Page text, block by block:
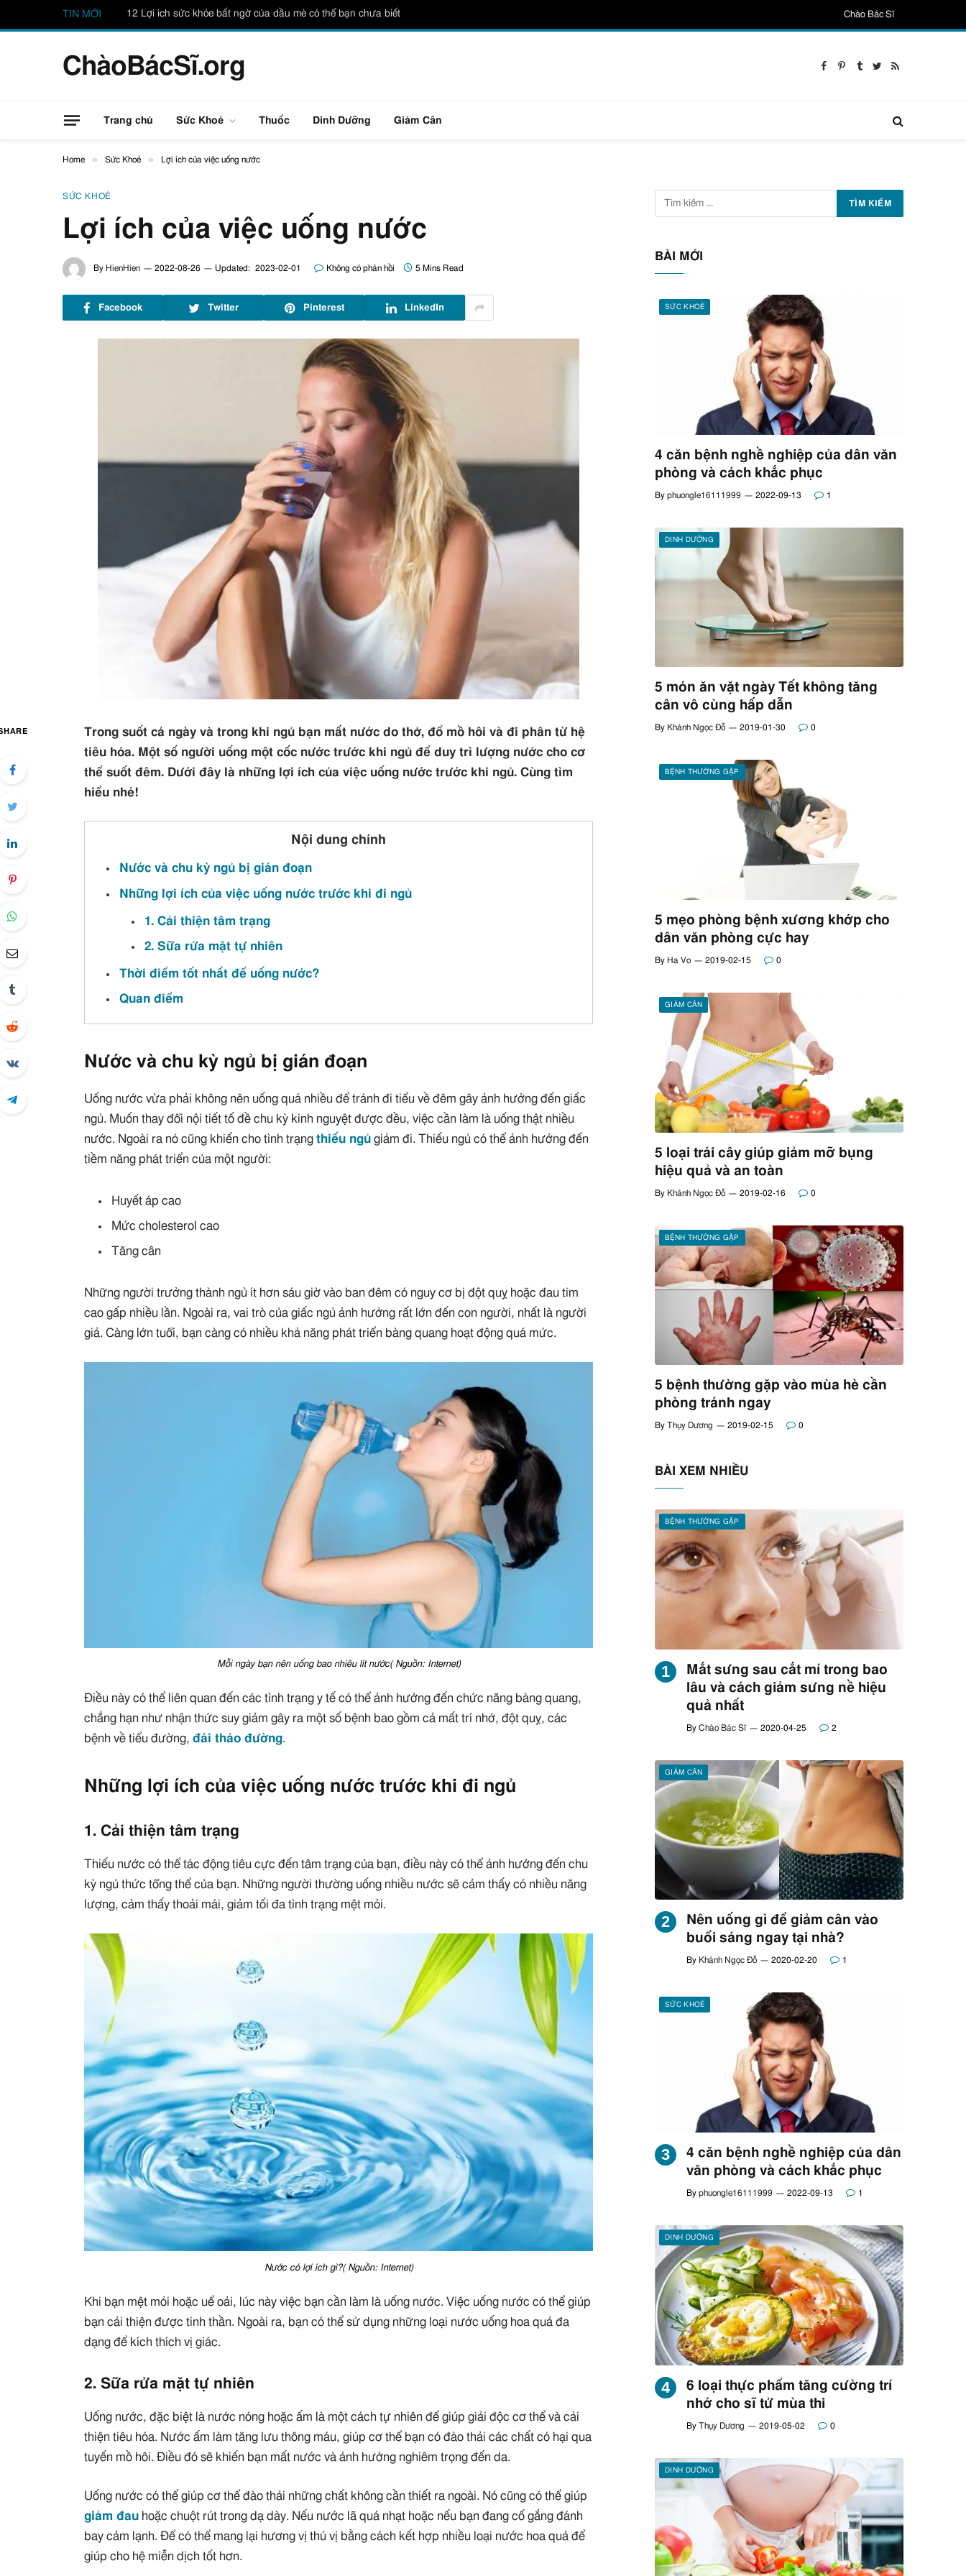
TIN MỚI 12 Lợi ích sức khỏe bất ngờ của dầu mè có thể bạn chưa biết Chào Bác Sĩ
ChàoBácSĩ.org Facebook
Pinterest
TumblrTwitterRSS
Trang chủ Sức Khoẻ Thuốc Dinh Dưỡng Giảm Cân
Home » Sức Khoẻ » Lợi ích của việc uống nước
SỨC KHOẺ
Lợi ích của việc uống nước
By HienHien 2022-08-26 Updated: 2023-02-01 Không có phản hồi 5 Mins Read
Facebook Twitter Pinterest LinkedIn
SHARE
Trong suốt cả ngày và trong khi ngủ bạn mất nước do thở, đổ mồ hôi và đi phân từ hệ
tiêu hóa. Một số người uống một cốc nước trước khi ngủ để duy trì lượng nước cho cơ
thể suốt đêm. Dưới đây là những lợi ích của việc uống nước trước khi ngủ. Cùng tìm
hiểu nhé!
Nội dung chính
Nước và chu kỳ ngủ bị gián đoạn
Những lợi ích của việc uống nước trước khi đi ngủ
1. Cải thiện tâm trạng
2. Sữa rửa mặt tự nhiên
Thời điểm tốt nhất để uống nước?
Quan điểm
Nước và chu kỳ ngủ bị gián đoạn
Uống nước vừa phải không nên uống quá nhiều để tránh đi tiểu về đêm gây ảnh hưởng đến giấc
ngủ. Muốn thay đổi nội tiết tố đề chu kỳ kinh nguyệt được đều, việc cần làm là uống thật nhiều
nước. Ngoài ra nó cũng khiến cho tình trạngthiếu ngủ giảm đi. Thiếu ngủ có thể ảnh hưởng đến
tiềm năng phát triển của một người:
Huyết áp cao
Mức cholesterol cao
Tăng cân
Những người trưởng thành ngủ ít hơn sáu giờ vào ban đêm có nguy cơ bị đột quỵ hoặc đau tim
cao gấp nhiều lần. Ngoài ra, vai trò của giấc ngủ ảnh hưởng rất lớn đến con người, nhất là người
giả. Càng lớn tuổi, bạn càng có nhiều khả năng phát triển bàng quang hoạt động quá mức.
Mỗi ngày bạn nên uống bao nhiêu lít nước( Nguồn: Internet)
Điều này có thể liên quan đến các tình trạng y tế có thể ảnh hưởng đến chức năng bàng quang,
chẳng hạn như nhận thức suy giảm gây ra một số bệnh bao gồm cả mất trí nhớ, đột quỵ, các
bệnh về tiểu đường,đái tháo đường.
Những lợi ích của việc uống nước trước khi đi ngủ
1. Cải thiện tâm trạng
Thiếu nước có thể tác động tiêu cực đến tâm trạng của bạn, điều này có thể ảnh hưởng đến chu
kỳ ngủ thức tổng thể của bạn. Những người thường uống nhiều nước sẽ cảm thấy có nhiều năng
lượng, cảm thấy thoải mái, giảm tối đa tình trạng mệt mỏi.
Nước có lợi ích gì?( Nguồn: Internet)
Khi bạn mệt mỏi hoặc uể oải, lúc này việc bạn cần làm là uống nước. Việc uống nước có thể giúp
bạn cải thiện được tinh thần. Ngoài ra, bạn có thể sử dụng những loại nước uống hoa quả đa
dạng để kích thích vị giác.
2. Sữa rửa mặt tự nhiên
Uống nước, đặc biệt là nước nóng hoặc ấm là một cách tự nhiên để giúp giải độc cơ thể và cải
thiện tiêu hóa. Nước ấm làm tăng lưu thông máu, giúp cơ thể bạn có đào thải các chất có hại qua
tuyến mồ hôi. Điều đó sẽ khiến bạn mất nước và ảnh hưởng nghiêm trọng đến da.
Uống nước có thể giúp cơ thể đào thải những chất không cần thiết ra ngoài. Nó cũng có thể giúp
giảm đau hoặc chuột rút trong dạ dày. Nếu nước lã quá nhạt hoặc nếu bạn đang cố gắng đánh
bay cảm lạnh. Để có thể mang lại hương vị thú vị bằng cách kết hợp nhiều loại nước hoa quả để
giúp cho hệ miễn dịch tốt hơn.
BÀI MỚI
SỨC KHOẺ
4 căn bệnh nghề nghiệp của dân văn
phòng và cách khắc phục
By phuongle16111999 2022-09-13 1
DINH DƯỠNG
5 món ăn vặt ngày Tết không tăng
cân vô cùng hấp dẫn
By Khánh Ngọc Đỗ 2019-01-30 0
BỆNH THƯỜNG GẶP
5 mẹo phòng bệnh xương khớp cho
dân văn phòng cực hay
By Ha Vo 2019-02-15 0
GIẢM CÂN
5 loại trái cây giúp giảm mỡ bụng
hiệu quả và an toàn
By Khánh Ngọc Đỗ 2019-02-16 0
BỆNH THƯỜNG GẶP
5 bệnh thường gặp vào mùa hè cần
phòng tránh ngay
By Thụy Dương 2019-02-15 0
BÀI XEM NHIỀU
BỆNH THƯỜNG GẶP
Mắt sưng sau cắt mí trong bao
lâu và cách giảm sưng nề hiệu
quả nhất
By Chào Bác Sĩ 2020-04-25 2
GIẢM CÂN
Nên uống gì để giảm cân vào
buổi sáng ngay tại nhà?
By Khánh Ngọc Đỗ 2020-02-20 1
SỨC KHOẺ
4 căn bệnh nghề nghiệp của dân
văn phòng và cách khắc phục
By phuongle16111999 2022-09-13 1
DINH DƯỠNG
6 loại thực phẩm tăng cường trí
nhớ cho sĩ tử mùa thi
By Thụy Dương 2019-05-02 0
DINH DƯỠNG